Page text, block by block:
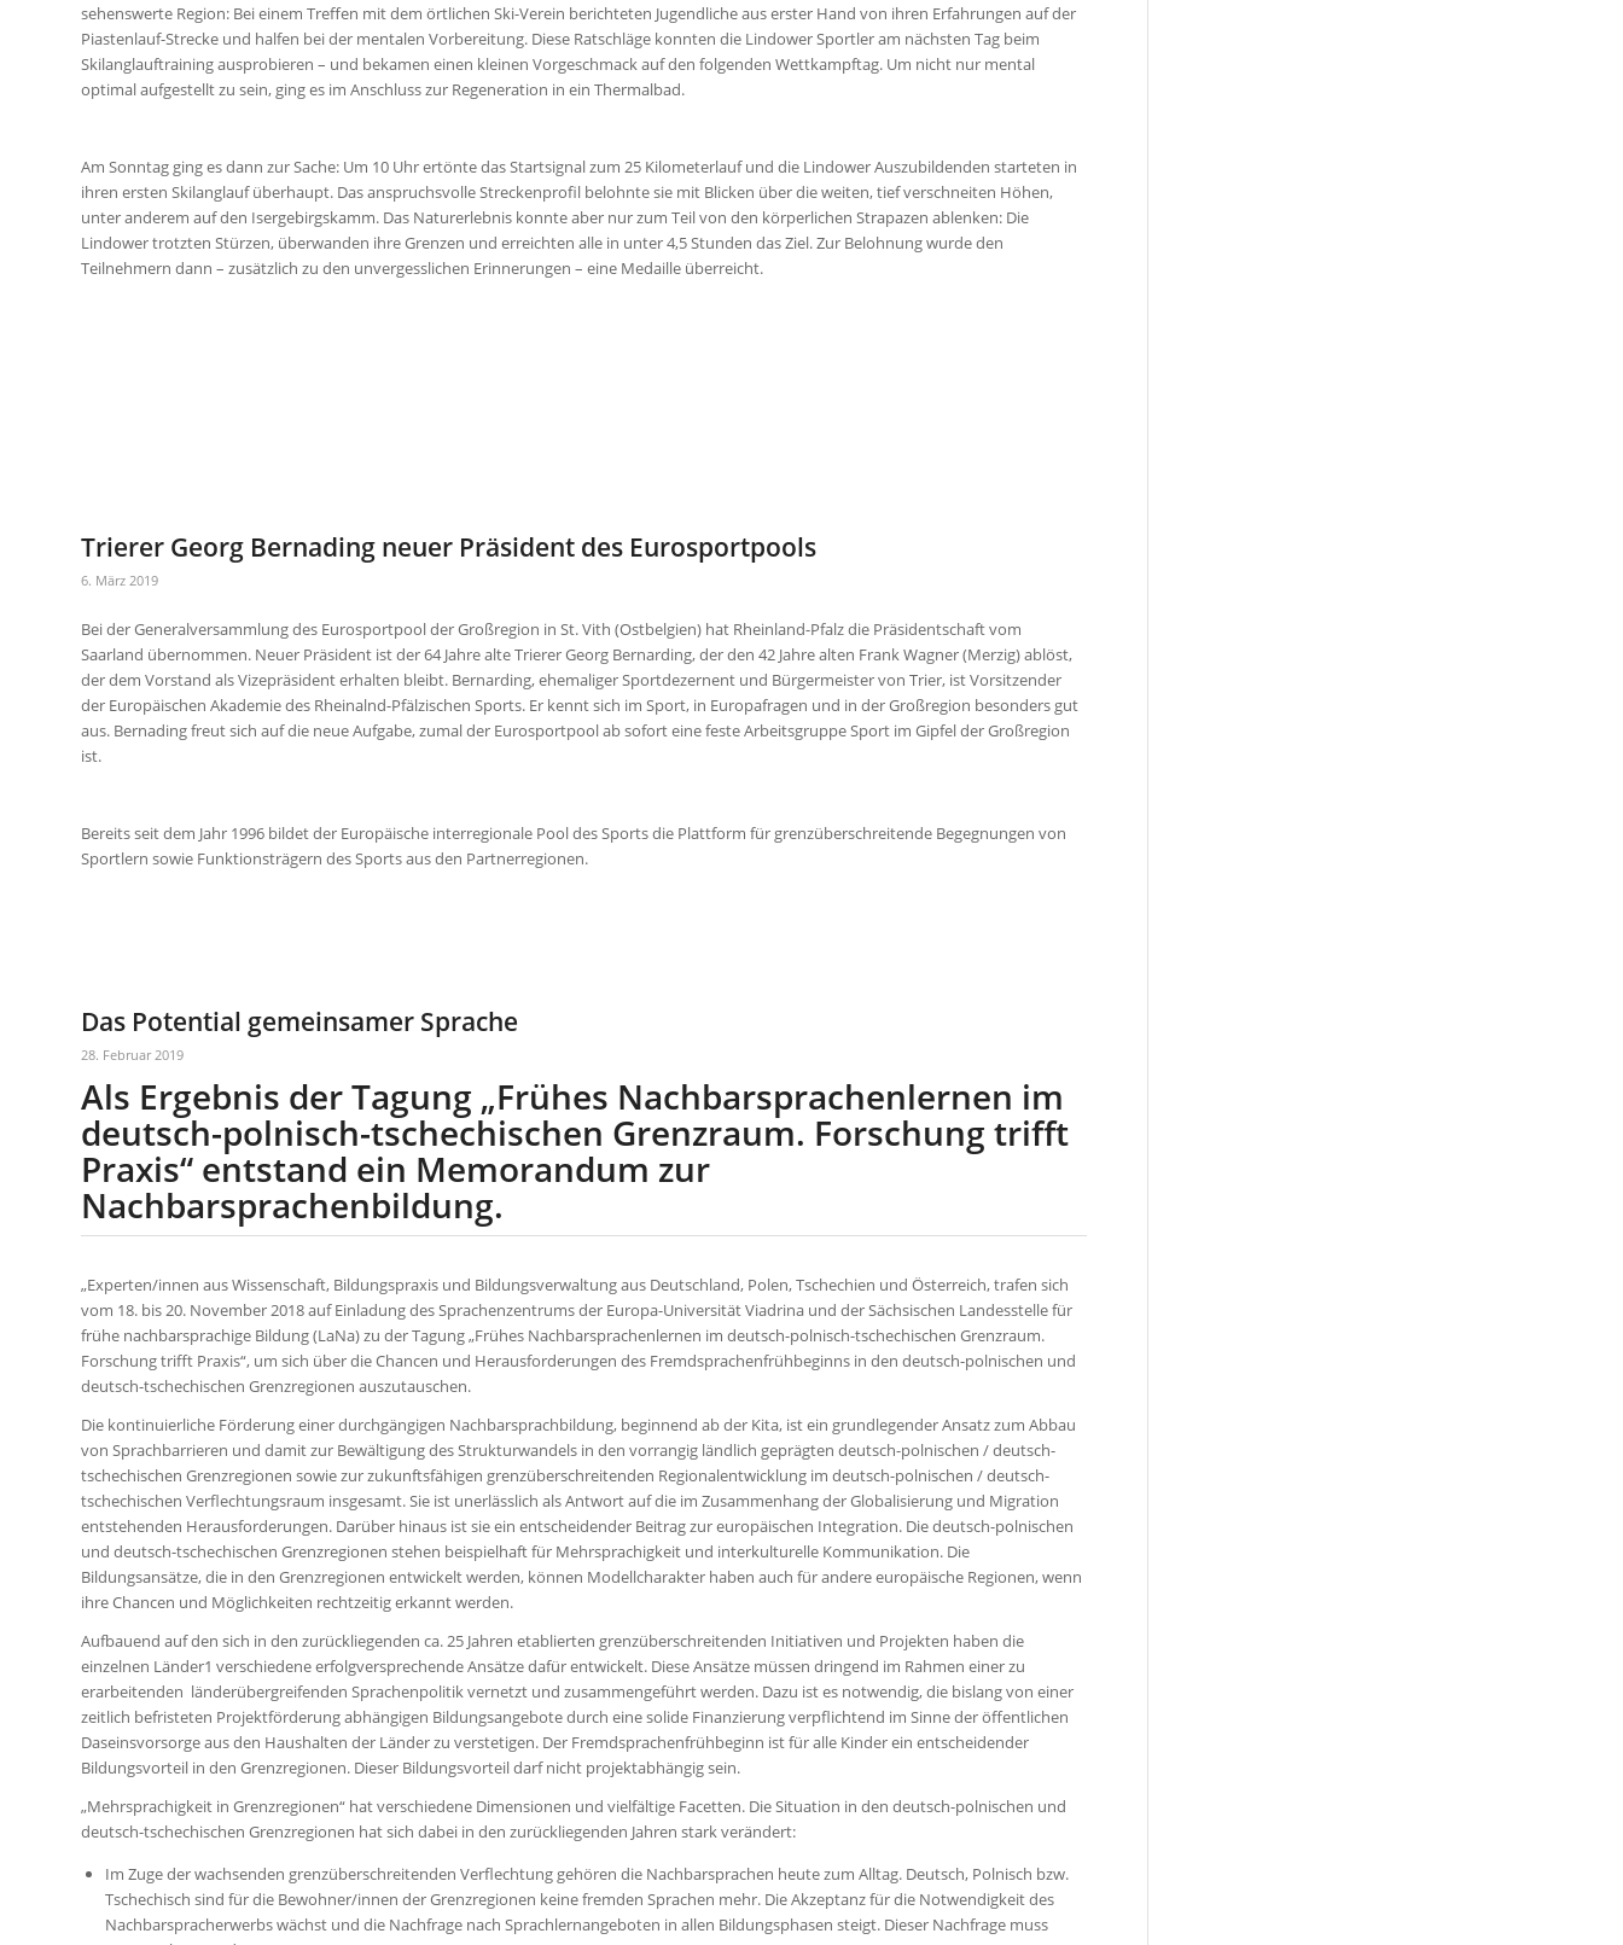
sehenswerte Region: Bei einem Treffen mit dem örtlichen Ski-Verein berichteten Jugendliche aus erster Hand von ihren Erfahrungen auf der
Piastenlauf-Strecke und halfen bei der mentalen Vorbereitung. Diese Ratschläge konnten die Lindower Sportler am nächsten Tag beim
Skilanglauftraining ausprobieren – und bekamen einen kleinen Vorgeschmack auf den folgenden Wettkampftag. Um nicht nur mental
optimal aufgestellt zu sein, ging es im Anschluss zur Regeneration in ein Thermalbad.
Am Sonntag ging es dann zur Sache: Um 10 Uhr ertönte das Startsignal zum 25 Kilometerlauf und die Lindower Auszubildenden starteten in
ihren ersten Skilanglauf überhaupt. Das anspruchsvolle Streckenprofil belohnte sie mit Blicken über die weiten, tief verschneiten Höhen,
unter anderem auf den Isergebirgskamm. Das Naturerlebnis konnte aber nur zum Teil von den körperlichen Strapazen ablenken: Die
Lindower trotzten Stürzen, überwanden ihre Grenzen und erreichten alle in unter 4,5 Stunden das Ziel. Zur Belohnung wurde den
Teilnehmern dann – zusätzlich zu den unvergesslichen Erinnerungen – eine Medaille überreicht.
Trierer Georg Bernading neuer Präsident des Eurosportpools
6. März 2019
Bei der Generalversammlung des Eurosportpool der Großregion in St. Vith (Ostbelgien) hat Rheinland-Pfalz die Präsidentschaft vom
Saarland übernommen. Neuer Präsident ist der 64 Jahre alte Trierer Georg Bernarding, der den 42 Jahre alten Frank Wagner (Merzig) ablöst,
der dem Vorstand als Vizepräsident erhalten bleibt. Bernarding, ehemaliger Sportdezernent und Bürgermeister von Trier, ist Vorsitzender
der Europäischen Akademie des Rheinalnd-Pfälzischen Sports. Er kennt sich im Sport, in Europafragen und in der Großregion besonders gut
aus. Bernading freut sich auf die neue Aufgabe, zumal der Eurosportpool ab sofort eine feste Arbeitsgruppe Sport im Gipfel der Großregion
ist.
Bereits seit dem Jahr 1996 bildet der Europäische interregionale Pool des Sports die Plattform für grenzüberschreitende Begegnungen von
Sportlern sowie Funktionsträgern des Sports aus den Partnerregionen.
Das Potential gemeinsamer Sprache
28. Februar 2019
Als Ergebnis der Tagung „Frühes Nachbarsprachenlernen im
deutsch-polnisch-tschechischen Grenzraum. Forschung trifft
Praxis“ entstand ein Memorandum zur
Nachbarsprachenbildung.
„Experten/innen aus Wissenschaft, Bildungspraxis und Bildungsverwaltung aus Deutschland, Polen, Tschechien und Österreich, trafen sich
vom 18. bis 20. November 2018 auf Einladung des Sprachenzentrums der Europa-Universität Viadrina und der Sächsischen Landesstelle für
frühe nachbarsprachige Bildung (LaNa) zu der Tagung „Frühes Nachbarsprachenlernen im deutsch-polnisch-tschechischen Grenzraum.
Forschung trifft Praxis“, um sich über die Chancen und Herausforderungen des Fremdsprachenfrühbeginns in den deutsch-polnischen und
deutsch-tschechischen Grenzregionen auszutauschen.
Die kontinuierliche Förderung einer durchgängigen Nachbarsprachbildung, beginnend ab der Kita, ist ein grundlegender Ansatz zum Abbau
von Sprachbarrieren und damit zur Bewältigung des Strukturwandels in den vorrangig ländlich geprägten deutsch-polnischen / deutsch-
tschechischen Grenzregionen sowie zur zukunftsfähigen grenzüberschreitenden Regionalentwicklung im deutsch-polnischen / deutsch-
tschechischen Verflechtungsraum insgesamt. Sie ist unerlässlich als Antwort auf die im Zusammenhang der Globalisierung und Migration
entstehenden Herausforderungen. Darüber hinaus ist sie ein entscheidender Beitrag zur europäischen Integration. Die deutsch-polnischen
und deutsch-tschechischen Grenzregionen stehen beispielhaft für Mehrsprachigkeit und interkulturelle Kommunikation. Die
Bildungsansätze, die in den Grenzregionen entwickelt werden, können Modellcharakter haben auch für andere europäische Regionen, wenn
ihre Chancen und Möglichkeiten rechtzeitig erkannt werden.
Aufbauend auf den sich in den zurückliegenden ca. 25 Jahren etablierten grenzüberschreitenden Initiativen und Projekten haben die
einzelnen Länder1 verschiedene erfolgversprechende Ansätze dafür entwickelt. Diese Ansätze müssen dringend im Rahmen einer zu
erarbeitenden länderübergreifenden Sprachenpolitik vernetzt und zusammengeführt werden. Dazu ist es notwendig, die bislang von einer
zeitlich befristeten Projektförderung abhängigen Bildungsangebote durch eine solide Finanzierung verpflichtend im Sinne der öffentlichen
Daseinsvorsorge aus den Haushalten der Länder zu verstetigen. Der Fremdsprachenfrühbeginn ist für alle Kinder ein entscheidender
Bildungsvorteil in den Grenzregionen. Dieser Bildungsvorteil darf nicht projektabhängig sein.
„Mehrsprachigkeit in Grenzregionen“ hat verschiedene Dimensionen und vielfältige Facetten. Die Situation in den deutsch-polnischen und
deutsch-tschechischen Grenzregionen hat sich dabei in den zurückliegenden Jahren stark verändert:
Im Zuge der wachsenden grenzüberschreitenden Verflechtung gehören die Nachbarsprachen heute zum Alltag. Deutsch, Polnisch bzw.
Tschechisch sind für die Bewohner/innen der Grenzregionen keine fremden Sprachen mehr. Die Akzeptanz für die Notwendigkeit des
Nachbarspracherwerbs wächst und die Nachfrage nach Sprachlernangeboten in allen Bildungsphasen steigt. Dieser Nachfrage muss